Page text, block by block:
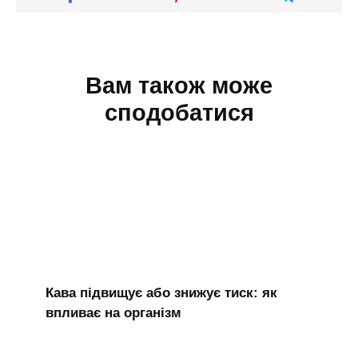
Вам також може
сподобатися
Кава підвищує або знижує тиск: як
впливає на організм